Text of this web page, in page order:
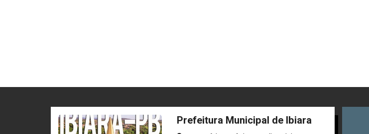
Prefeitura Municipal de Ibiara